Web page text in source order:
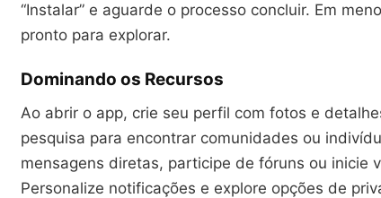
“Instalar” e aguarde o processo concluir. Em
pronto para explorar.
Dominando os Recursos
Ao abrir o app, crie seu perfil com fotos e
pesquisa para encontrar comunidades ou
mensagens diretas, participe de fóruns ou inicie
Personalize notificações e explore opções de